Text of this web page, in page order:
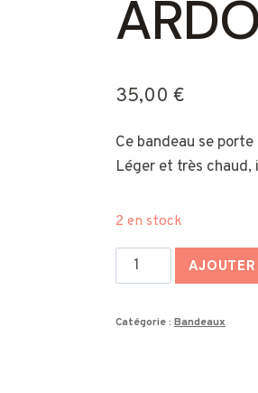
35,00 €
Ce bandeau se
Léger et très chaud,
2 en stock
quantité
de
en
Catégorie : Bandeaux